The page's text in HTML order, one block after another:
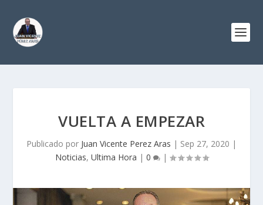
VUELTA A EMPEZAR
Publicado por Juan Vicente Perez Aras | Sep 27, 2020 |
Noticias, Ultima Hora | 0 |